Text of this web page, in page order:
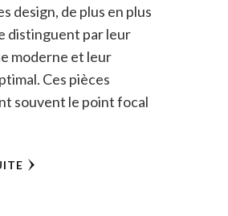
design, de plus en plus
distinguent par leur
moderne et leur
Ces pièces
souvent le point focal